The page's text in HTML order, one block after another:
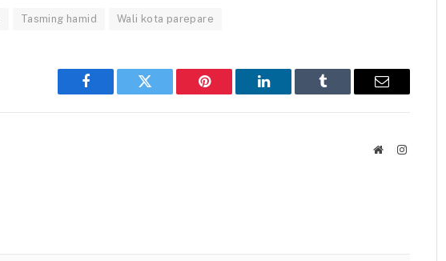
Tasming hamid Wali kota parepare
Facebook Twitter Pinterest LinkedIn Tumblr Email
WebsiteInstagram